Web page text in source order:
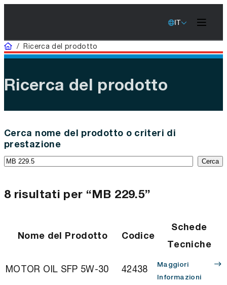
IT
Casa
/Ricerca del prodotto
Ricerca del prodotto
Cerca nome del prodotto o criteri di
prestazione
Cerca
8 risultati per “MB 229.5”
Nome del Prodotto Codice
Schede
Tecniche
MOTOR OIL SFP 5W-30 42438
Maggiori
Informazioni